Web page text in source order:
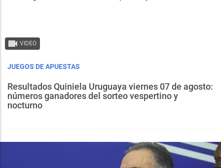
VIDEO
JUEGOS DE APUESTAS
Resultados Quiniela Uruguaya viernes 07 de agosto:
números ganadores del sorteo vespertino y
nocturno